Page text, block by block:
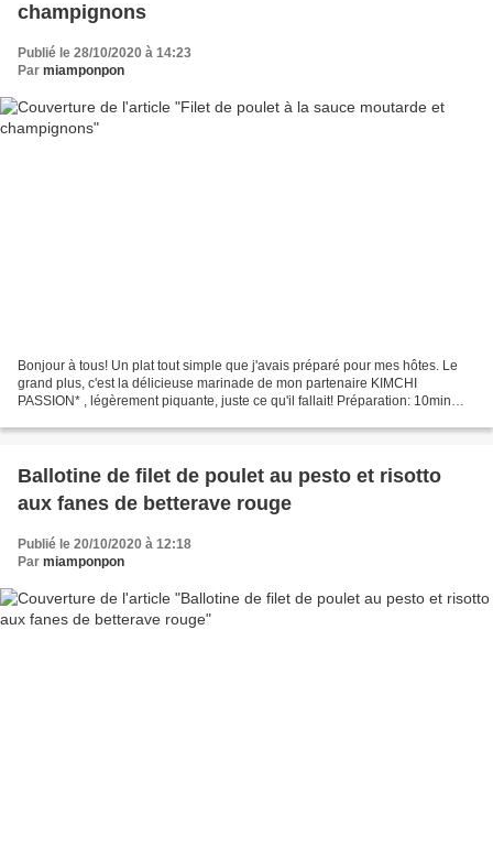
champignons
Publié le 28/10/2020 à 14:23
Par miamponpon
Bonjour à tous! Un plat tout simple que j'avais préparé pour mes hôtes. Le
grand plus, c'est la délicieuse marinade de mon partenaire KIMCHI
PASSION* , légèrement piquante, juste ce qu'il fallait! Préparation: 10min
Ballotine de filet de poulet au pesto et risotto
aux fanes de betterave rouge
Publié le 20/10/2020 à 12:18
Par miamponpon